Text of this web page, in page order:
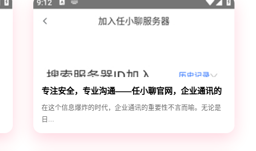
专注安全，专业沟通——任小聊官网，企业通讯的
安全守护神
在这个信息爆炸的时代，企业通讯的重要性不言而喻。无论是
日...